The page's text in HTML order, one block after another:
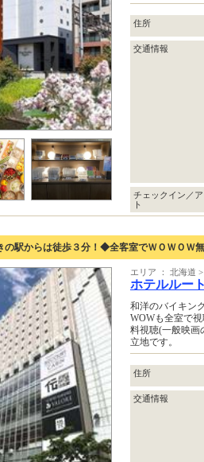
住所
交通情報
チェックイン／
ト
の駅からは徒歩３分！◆全客室でＷＯＷＯＷ
エリア ： 北海道
ホテルルー
和洋のバイキン
WOWも全室で
料視聴(一般映
立地です。
住所
交通情報